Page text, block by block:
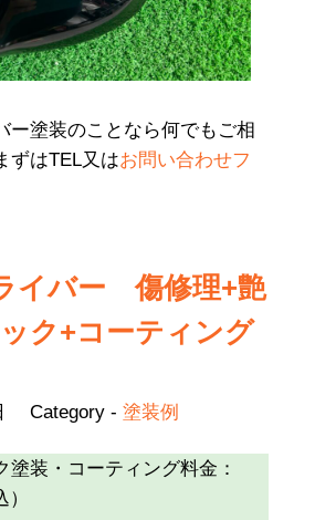
ー塗装のことなら何でもご相
ずはTEL又はお問い合わせフ
イバー 傷修理+艶
ク+コーティング
Category -塗装例
塗装・コーティング料金：